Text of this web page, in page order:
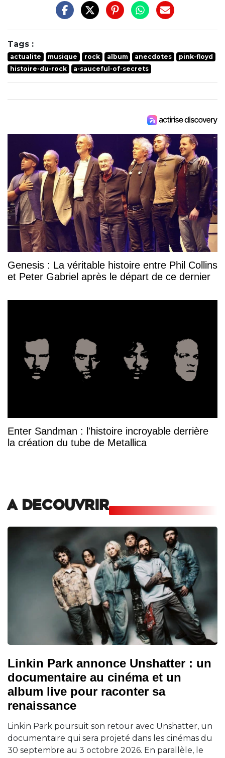
Tags :
actualite musique rock album anecdotes
pink-floyd
histoire-du-rock
a-sauceful-of-secrets
Genesis : La véritable histoire entre Phil Collins
et Peter Gabriel après le départ de ce dernier
Enter Sandman : l'histoire incroyable derrière
la création du tube de Metallica
A DECOUVRIR
Linkin Park annonce Unshatter : un
documentaire au cinéma et un
album live pour raconter sa
renaissance
Linkin Park poursuit son retour avec Unshatter, un
documentaire qui sera projeté dans les cinémas du
30 septembre au 3 octobre 2026. En parallèle, le